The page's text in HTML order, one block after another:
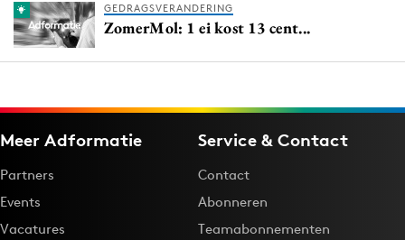
GEDRAGSVERANDERING
ZomerMol: 1 ei kost 13 cent...
Meer Adformatie
Partners
Events
Vacatures
Service & Contact
Contact
Abonneren
Teamabonnementen